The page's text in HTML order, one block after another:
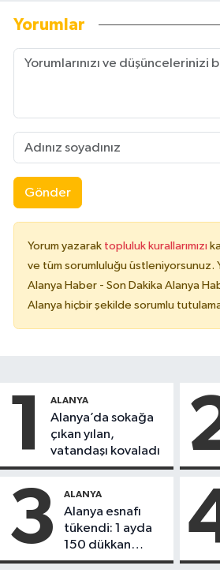
Yorumlar
Gönder
Yorum yazarak topluluk kurallarımızı
ve tüm sorumluluğu üstleniyorsunuz.
Alanya Haber - Son Dakika Alanya
Alanya hiçbir şekilde sorumlu
1 ALANYA
Alanya’da sokağa
çıkan yılan,
vatandaşı kovaladı
3 ALANYA
Alanya esnafı
tükendi: 1 ayda
150 dükkan
kapandı